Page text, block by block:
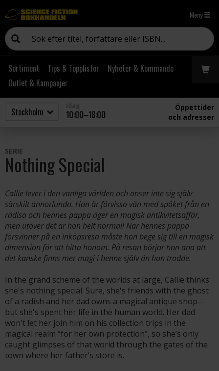
Meny
Sortiment Tips & Topplistor
Nyheter & Kommande
Outlet & Kampanjer
10:00–18:00
Öppettider
och adresser
SERIE
Nothing Special
Callie lever i den vanliga världen och anser inte sig själv
särskilt annorlunda. Hon är förvisso vän med spöket från en
rädisa och hennes pappa äger en magisk antikvitetsaffär,
men utöver det är hon helt normal! När hennes pappa
försvinner på en inköpsresa måste hon bege sig till en magisk
dimension för att hitta honom. På resan börjar hon ana att
det kanske finns mer magi i henne själv än hon trodde.
In the grand scheme of the worlds at large, Callie thinks
she's nothing special. Sure, she's friends with the ghost
of a radish and her dad owns a magical antique shop--
but she's spent her life in the human world. Her dad
won't let her join him on his collection trips in the
magical realm “for her own protection”, so she’s only
caught glimpses of that world through the gates of the
town where her father’s store is.